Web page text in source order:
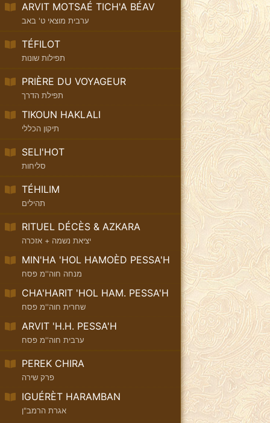
ARVIT MOTSAÉ TICH'A BÉAV
ערבית מוצאי ט' באב
TÉFILOT
תפילות שונות
PRIÈRE DU VOYAGEUR
תפילת הדרך
TIKOUN HAKLALI
תיקון הכללי
SELI'HOT
סליחות
TÉHILIM
תהילים
RITUEL DÉCÈS & AZKARA
יציאת נשמה + אזכרה
MIN'HA 'HOL HAMOÈD PESSA'H
מנחה חוה''מ פסח
CHA'HARIT 'HOL HAM. PESSA'H
שחרית חוה''מ פסח
ARVIT 'H.H. PESSA'H
ערבית חוה''מ פסח
PEREK CHIRA
פרק שירה
IGUÉRÈT HARAMBAN
אגרת הרמב"ן